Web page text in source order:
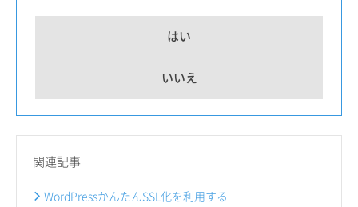
はい
いいえ
関連記事
WordPressかんたんSSL化を利用する